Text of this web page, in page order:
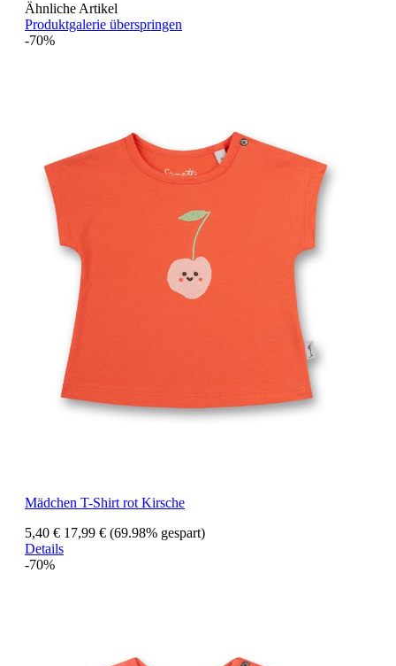
Ähnliche Artikel
Produktgalerie überspringen
-70%
Mädchen T-Shirt rot Kirsche
5,40 € 17,99 € (69.98% gespart)
Details
-70%